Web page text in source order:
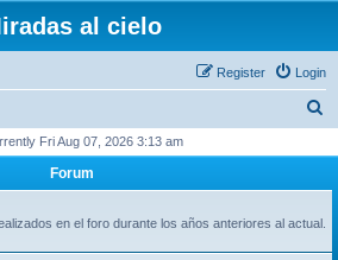
al cielo
Login
Register
r
h
Fri Aug 07, 2026 3:13 am
Forum
en el foro durante los años anteriores al actual.